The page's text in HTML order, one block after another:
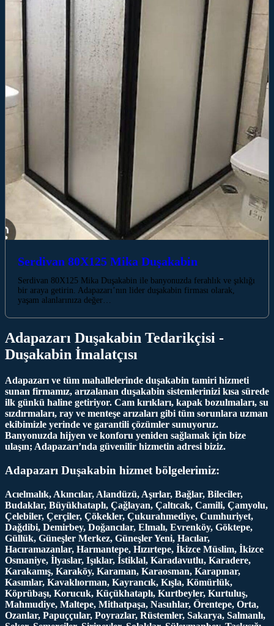
Serdivan 80X125 Mika Duşakabin
Serdivan 80X125 Mika Duşakabin ile banyonuzda ferahlık ve şıklığı
bir araya getirin. Adapazarı’nın lider duşakabin firması olarak,
yaşam alanlarınıza değer…
Adapazarı Duşakabin Tedarikçisi -
Duşakabin İmalatçısı
Adapazarı ve tüm mahallelerinde duşakabin tamiri hizmeti
sunan firmamız, arızalanan duşakabin sistemlerinizi kısa sürede
ilk günkü haline getiriyor. Cam kırıkları, kapak bozulmaları, su
sızdırmaları, ray ve menteşe arızaları gibi tüm sorunlara uzman
ekibimizle yerinde ve garantili çözümler sunuyoruz.
Banyonuzda hijyen ve konforu yeniden sağlamak için bize
ulaşın; Adapazarı’nda güvenilir hizmetin adresi biziz.
Adapazarı Duşakabin hizmet bölgelerimiz:
Acıelmalık, Akıncılar, Alandüzü, Aşırlar, Bağlar, Bileciler,
Budaklar, Büyükhataplı, Çağlayan, Çaltıcak, Camili, Çamyolu,
Çelebiler, Çerçiler, Çökekler, Çukurahmediye, Cumhuriyet,
Dağdibi, Demirbey, Doğancılar, Elmalı, Evrenköy, Göktepe,
Güllük, Güneşler Merkez, Güneşler Yeni, Hacılar,
Hacıramazanlar, Harmantepe, Hızırtepe, İkizce Müslim, İkizce
Osmaniye, İlyaslar, Işıklar, İstiklal, Karadavutlu, Karadere,
Karakamış, Karaköy, Karaman, Karaosman, Karapınar,
Kasımlar, Kavaklıorman, Kayrancık, Kışla, Kömürlük,
Köprübaşı, Korucuk, Küçükhataplı, Kurtbeyler, Kurtuluş,
Mahmudiye, Maltepe, Mithatpaşa, Nasuhlar, Örentepe, Orta,
Ozanlar, Papuççular, Poyrazlar, Rüstemler, Sakarya, Salmanlı,